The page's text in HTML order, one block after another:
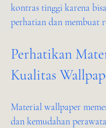
kontras tinggi karena
perhatian dan membuat
Perhatikan
Kualitas
Material wallpaper
dan kemudahan